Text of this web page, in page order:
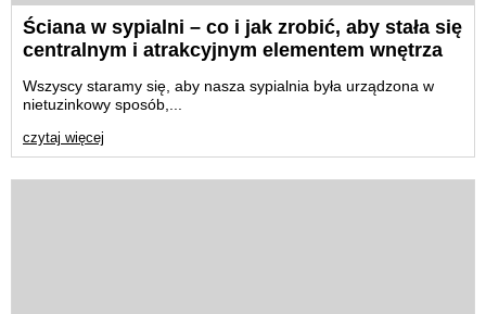
Ściana w sypialni – co i jak zrobić, aby stała się
centralnym i atrakcyjnym elementem wnętrza
Wszyscy staramy się, aby nasza sypialnia była urządzona w
nietuzinkowy sposób,...
czytaj więcej